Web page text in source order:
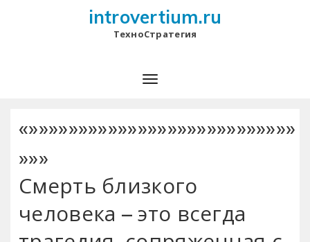
introvertium.ru
ТехноСтратегия
«»»»»»»»»»»»»»»»»»»»»»»»»»»»
»»»
Смерть близкого
человека – это всегда